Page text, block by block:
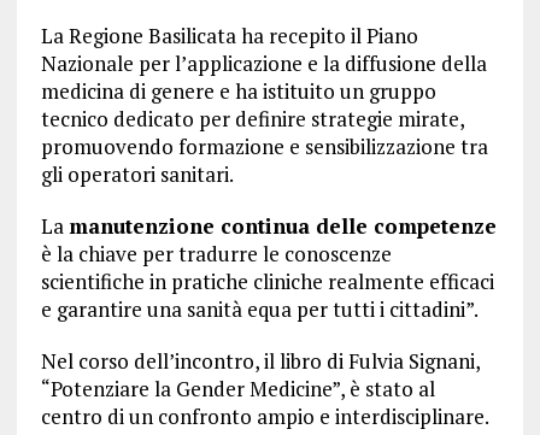
La Regione Basilicata ha recepito il Piano
Nazionale per l’applicazione e la diffusione della
medicina di genere e ha istituito un gruppo
tecnico dedicato per definire strategie mirate,
promuovendo formazione e sensibilizzazione tra
gli operatori sanitari.
La manutenzione continua delle competenze
è la chiave per tradurre le conoscenze
scientifiche in pratiche cliniche realmente efficaci
e garantire una sanità equa per tutti i cittadini”.
Nel corso dell’incontro, il libro di Fulvia Signani,
“Potenziare la Gender Medicine”, è stato al
centro di un confronto ampio e interdisciplinare.